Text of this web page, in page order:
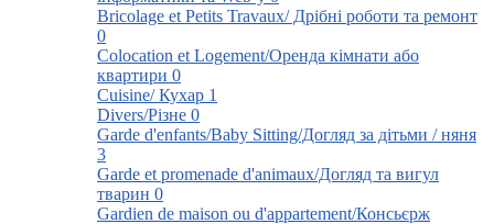
Bricolage et Petits Travaux/ Дрібні роботи та ремонт
0
Colocation et Logement/Оренда кімнати або
квартири 0
Cuisine/ Кухар 1
Divers/Різне 0
Garde d'enfants/Baby Sitting/Догляд за дітьми / няня
3
Garde et promenade d'animaux/Догляд та вигул
тварин 0
Gardien de maison ou d'appartement/Консьєрж